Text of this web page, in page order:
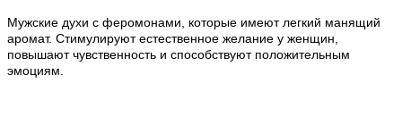
Мужские духи с феромонами, которые имеют легкий манящий
аромат. Стимулируют естественное желание у женщин,
повышают чувственность и способствуют положительным
эмоциям.